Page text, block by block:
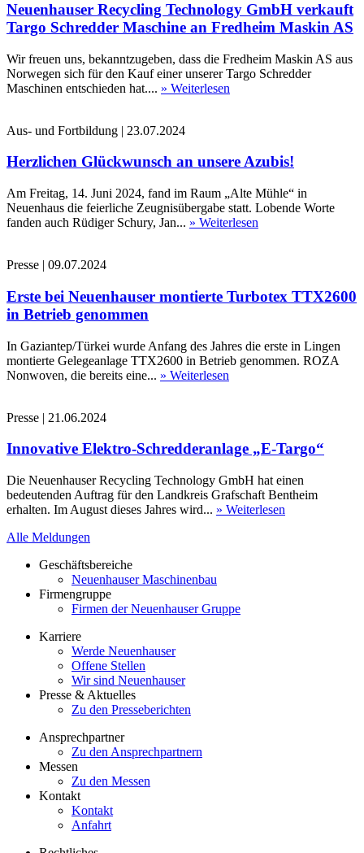
Neuenhauser Recycling Technology GmbH verkauft
Targo Schredder Maschine an Fredheim Maskin AS
Wir freuen uns, bekanntzugeben, dass die Fredheim Maskin AS aus
Norwegen sich für den Kauf einer unserer Targo Schredder
Maschinen entschieden hat.... » Weiterlesen
Aus- und Fortbildung | 23.07.2024
Herzlichen Glückwunsch an unsere Azubis!
Am Freitag, 14. Juni 2024, fand im Raum „Alte Mühle“ in
Neuenhaus die feierliche Zeugnisübergabe statt. Lobende Worte
fanden auch Rüdiger Schury, Jan... » Weiterlesen
Presse | 09.07.2024
Erste bei Neuenhauser montierte Turbotex TTX2600
in Betrieb genommen
In Gaziantep/Türkei wurde Anfang des Jahres die erste in Lingen
montierte Gelegeanlage TTX2600 in Betrieb genommen. ROZA
Nonwoven, die bereits eine... » Weiterlesen
Presse | 21.06.2024
Innovative Elektro-Schredderanlage „E-Targo“
Die Neuenhauser Recycling Technology GmbH hat einen
bedeutenden Auftrag für den Landkreis Grafschaft Bentheim
erhalten. Im August dieses Jahres wird... » Weiterlesen
Alle Meldungen
Geschäftsbereiche
Neuenhauser Maschinenbau
Firmengruppe
Firmen der Neuenhauser Gruppe
Karriere
Werde Neuenhauser
Offene Stellen
Wir sind Neuenhauser
Presse & Aktuelles
Zu den Presseberichten
Ansprechpartner
Zu den Ansprechpartnern
Messen
Zu den Messen
Kontakt
Kontakt
Anfahrt